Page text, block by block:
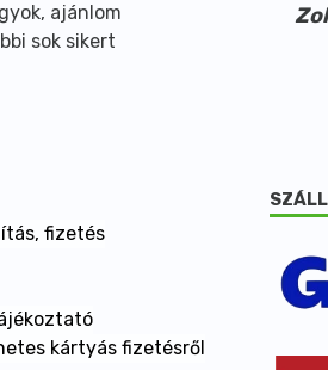
ajánlom
sok sikert
fizetés
kártyás fizetésről